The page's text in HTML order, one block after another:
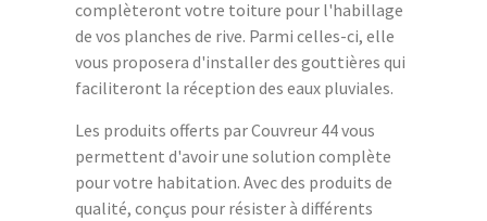
complèteront votre toiture pour l'habillage
de vos planches de rive. Parmi celles-ci, elle
vous proposera d'installer des gouttières qui
faciliteront la réception des eaux pluviales.
Les produits offerts par Couvreur 44 vous
permettent d'avoir une solution complète
pour votre habitation. Avec des produits de
qualité, conçus pour résister à différents